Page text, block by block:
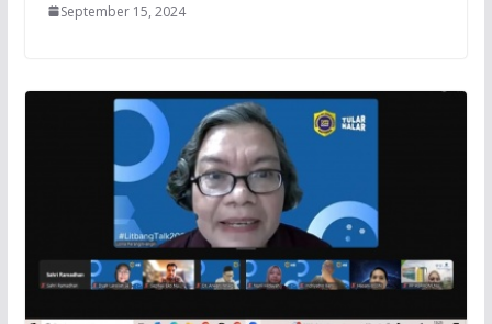
September 15, 2024